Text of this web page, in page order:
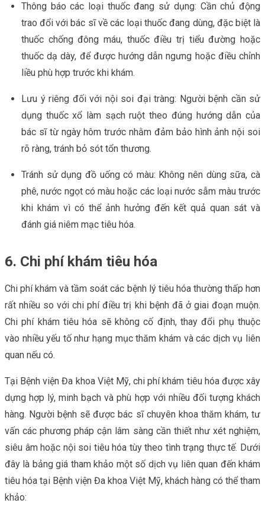
Thông báo các loại thuốc đang sử dụng: Cần chủ động
trao đổi với bác sĩ về các loại thuốc đang dùng, đặc biệt là
thuốc chống đông máu, thuốc điều trị tiểu đường hoặc
thuốc dạ dày, để được hướng dẫn ngưng hoặc điều chỉnh
liều phù hợp trước khi khám.
Lưu ý riêng đối với nội soi đại tràng: Người bệnh cần sử
dụng thuốc xổ làm sạch ruột theo đúng hướng dẫn của
bác sĩ từ ngày hôm trước nhằm đảm bảo hình ảnh nội soi
rõ ràng, tránh bỏ sót tổn thương.
Tránh sử dụng đồ uống có màu: Không nên dùng sữa, cà
phê, nước ngọt có màu hoặc các loại nước sẫm màu trước
khi khám vì có thể ảnh hưởng đến kết quả quan sát và
đánh giá niêm mạc tiêu hóa.
6. Chi phí khám tiêu hóa
Chi phí khám và tầm soát các bệnh lý tiêu hóa thường thấp hơn
rất nhiều so với chi phí điều trị khi bệnh đã ở giai đoạn muộn.
Chi phí khám tiêu hóa sẽ không cố định, thay đổi phụ thuộc
vào nhiều yếu tố như hạng mục thăm khám và các dịch vụ liên
quan nếu có.
Tại Bệnh viện Đa khoa Việt Mỹ, chi phí khám tiêu hóa được xây
dựng hợp lý, minh bạch và phù hợp với nhiều đối tượng khách
hàng. Người bệnh sẽ được bác sĩ chuyên khoa thăm khám, tư
vấn các phương pháp cận lâm sàng cần thiết như xét nghiệm,
siêu âm hoặc nội soi tiêu hóa tùy theo tình trạng thực tế. Dưới
đây là bảng giá tham khảo một số dịch vụ liên quan đến khám
tiêu hóa tại Bệnh viện Đa khoa Việt Mỹ, khách hàng có thể tham
khảo: